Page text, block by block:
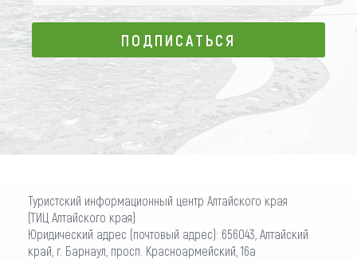
ПОДПИСАТЬСЯ
ПОДПИСАТЬСЯ
Туристский информационный центр Алтайского края
(ТИЦ Алтайского края)
Юридический адрес (почтовый адрес): 656043, Алтайский
край, г. Барнаул, просп. Красноармейский, 16а